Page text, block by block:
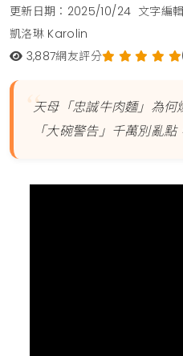
更新日期：2025/10/24 文字編
凱洛琳 Karolin
3,887網友評分
天母「忠誠牛肉麵」為
「大碗警告」千萬別亂